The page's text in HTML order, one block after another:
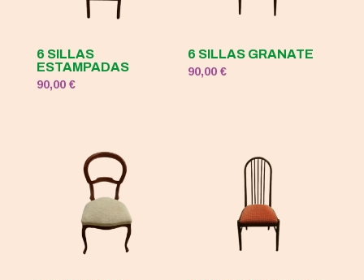
6 SILLAS
ESTAMPADAS
90,00 €
6 SILLAS GRANATE
90,00€